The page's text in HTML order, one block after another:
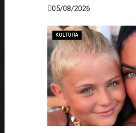
05/08/2026
KULTURA